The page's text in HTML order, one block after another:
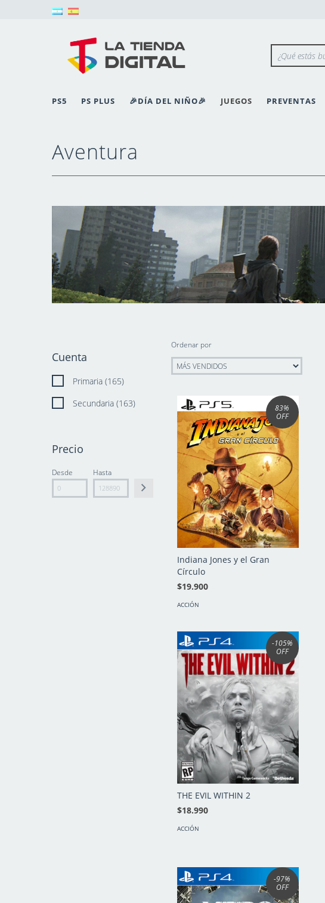
PS5 PS PLUS 🎉DÍA DEL NIÑO🎉 JUEGOS PREVENTAS
Aventura
Cuenta
Primaria (165)
Secundaria (163)
Precio
Desde Hasta
Ordenar por
83%
OFF
Indiana Jones y el Gran
Círculo
$19.900
ACCIÓN
-105%
OFF
THE EVIL WITHIN 2
$18.990
ACCIÓN
-97%
OFF